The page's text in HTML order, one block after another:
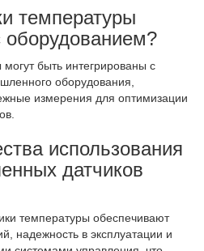
температуры
оборудованием?
быть интегрированы с
оборудования,
измерения для оптимизации
использования
датчиков
температуры обеспечивают
надежность в эксплуатации и